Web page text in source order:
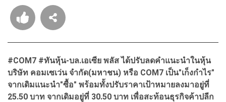
#COM7 #ทันหุ้น-บล.เอเซีย พลัส ได้ปรับลดคำแนะนำในหุ้น
บริษัท คอมเซเว่น จำกัด(มหาชน) หรือ COM7 เป็น"เก็งกำไร"
จากเดิมแนะนำ"ซื้อ" พร้อมทั้งปรับราคาเป้าหมายลงมาอยู่ที่
25.50 บาท จากเดิมอยู่ที่ 30.50 บาท เพื่อสะท้อนธุรกิจค้าปลีก